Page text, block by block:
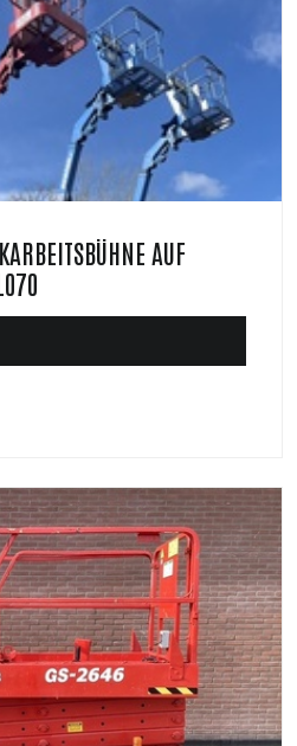
AUF